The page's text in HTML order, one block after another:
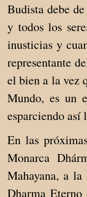
Budista debe
y todos los
inusticias y
representante
el bien a la vez
Mundo, es un
esparciendo
En las
Monarca
Mahayana, a la
Dharma